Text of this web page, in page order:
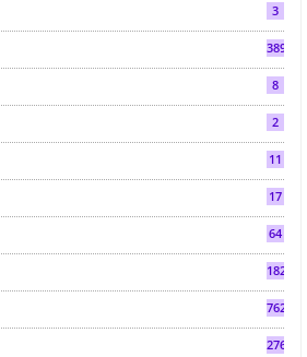
3
3892
8
2
11
17
64
182
7624
2763